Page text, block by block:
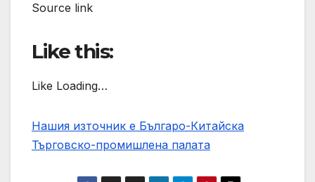
Source link
Like this:
Like Loading…
Нашия източник е Българо-Китайска
Търговско-промишлена палaта